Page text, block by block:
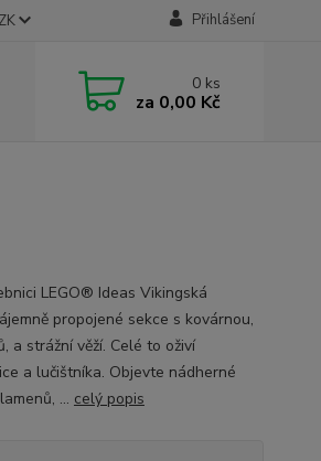
Přihlášení
0 ks
za 0,00 Kč
LEGO® Ideas Vikingská
propojené sekce s kovárnou,
a strážní věží. Celé to oživí
a lučištníka. Objevte nádherné
... celý popis